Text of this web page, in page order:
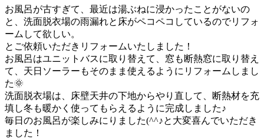
お風呂が古すぎて、最近は湯ぶねに浸かったことがないの
と、洗面脱衣場の雨漏れと床がペコペコしているのでリフォ
ームして欲しい。
とご依頼いただきリフォームいたしました！
お風呂はユニットバスに取り替えて、窓も断熱窓に取り替え
て、天日ソーラーもそのまま使えるようにリフォームしまし
た🌞
洗面脱衣場は、床壁天井の下地からやり直して、断熱材を充
填し冬も暖かく使ってもらえるように完成しました♪
毎日のお風呂が楽しみにりました(^^♪と大変喜んでいただき
ました！